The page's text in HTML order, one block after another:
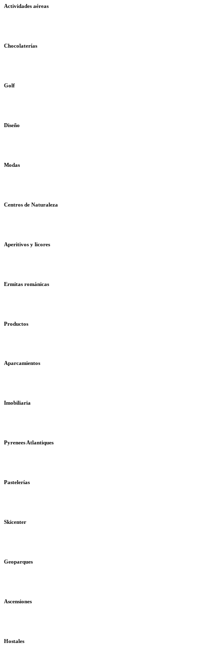
Actividades aéreas
Chocolaterías
Golf
Diseño
Modas
Centros de Naturaleza
Aperitivos y licores
Ermitas románicas
Productos
Aparcamientos
Imobiliaria
Pyrenees Atlantiques
Pastelerías
Skicenter
Geoparques
Ascensiones
Hostales